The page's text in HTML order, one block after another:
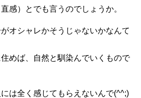
感）とでも言うのでしょうか。
オシャレかそうじゃないかなんて
めば、自然と馴染んでいくもので
は全く感じてもらえないんで(^^;)